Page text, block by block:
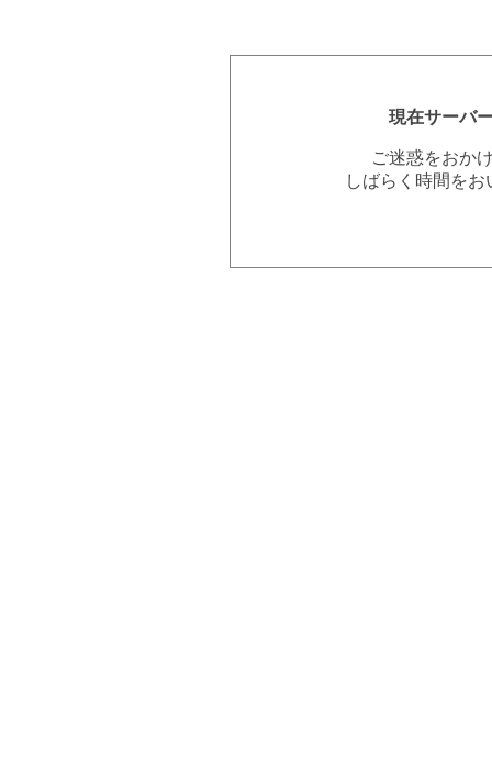
現在サーバ
ご迷惑をおか
しばらく時間を